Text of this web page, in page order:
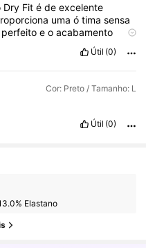
Dry Fit é de excelente
umaótimasensa
perfeitoeoacabamento
conforto
Útil (0)
Cor: Preto / Tamanho: L
Útil (0)
Elastano